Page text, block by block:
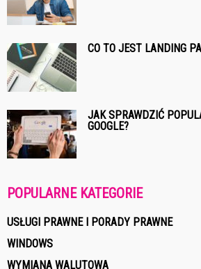
CO TO JEST LANDING
JAK SPRAWDZIĆ
GOOGLE?
POPULARNE KATEGORIE
USŁUGI PRAWNE I PORADY PRAWNE
WINDOWS
WYMIANA WALUTOWA